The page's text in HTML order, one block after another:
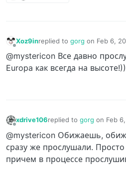
Xoz9inreplied to gorg on Feb 6,
last edited by
@mystericon Все давно
Europa как всегда на высоте!))
xdrive106replied to gorg on Feb
last edited by
@mystericon Обижаешь,
сразу же прослушали.
причем в процессе